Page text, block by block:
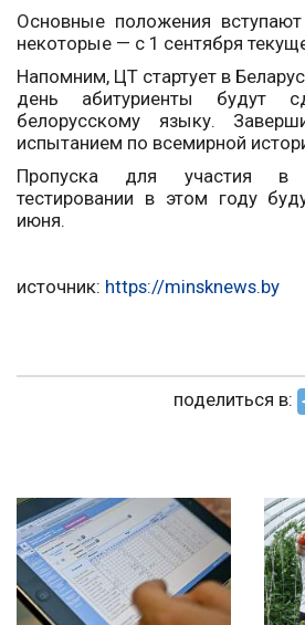
Основные положения
некоторые — с 1 сентября
Напомним, ЦТ стартует в
день абитуриенты будут
белорусскому языку.
испытанием по всемирной
Пропуска для участия в
тестировании в этом году
июня.
источник: https://minsknews.by
поделиться в: